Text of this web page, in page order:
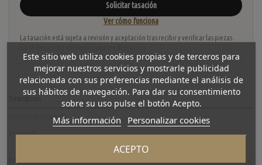
Solicitar tasación
Ver cómo funciona
La tasación está sujeta a revisión y aceptación tras recibir y verificar las piezas.
Detalles del producto
Reviews(0)
Este sitio web utiliza cookies propias y de terceros para
mejorar nuestros servicios y mostrarle publicidad
relacionada con sus preferencias mediante el análisis de
sus hábitos de navegación. Para dar su consentimiento
sobre su uso pulse el botón Acepto.
Más información Personalizar cookies
ACEPTO